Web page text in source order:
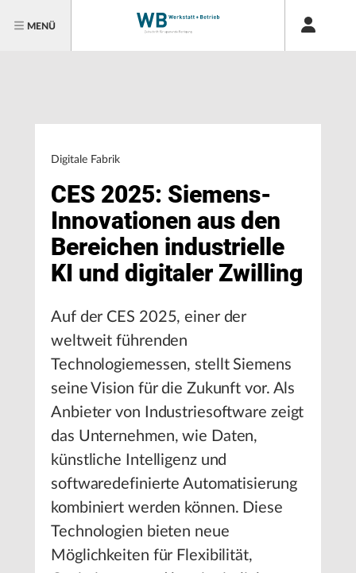
MENÜ
Digitale Fabrik
CES 2025: Siemens-
Innovationen aus den
Bereichen industrielle
KI und digitaler Zwilling
Auf der CES 2025, einer der
weltweit führenden
Technologiemessen, stellt Siemens
seine Vision für die Zukunft vor. Als
Anbieter von Industriesoftware zeigt
das Unternehmen, wie Daten,
künstliche Intelligenz und
softwaredefinierte Automatisierung
kombiniert werden können. Diese
Technologien bieten neue
Möglichkeiten für Flexibilität,